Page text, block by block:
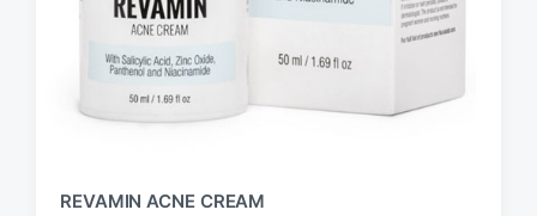
REVAMIN ACNE CREAM